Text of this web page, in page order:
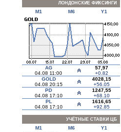
ЛОНДОНСКИЕ ФИКСИНГИ
M1 M6 Y1
AG
04.08 11:00
57,97
+0.82
GOLD
04.08 20:15
4028,15
+56.05
PD
04.08 17:10
1247,55
+68.10
PL
04.08 17:10
1616,65
+92.85
УЧЁТНЫЕ СТАВКИ ЦБ
M1 M6 Y1